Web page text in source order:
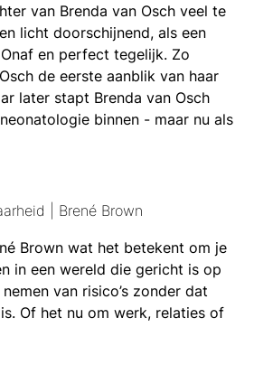
van Brenda van Osch veel te
licht doorschijnend, als een
en perfect tegelijk. Zo
de eerste aanblik van haar
later stapt Brenda van Osch
binnen - maar nu als
| Brené Brown
Brown wat het betekent om je
in een wereld die gericht is op
van risico’s zonder dat
Of het nu om werk, relaties of